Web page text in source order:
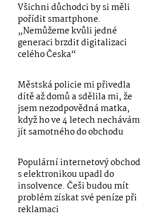
Všichni důchodci by si měli
pořídit smartphone.
„Nemůžeme kvůli jedné
generaci brzdit digitalizaci
celého Česka“
Městská policie mi přivedla
dítě až domů a sdělila mi, že
jsem nezodpovědná matka,
když ho ve 4 letech nechávám
jít samotného do obchodu
Populární internetový obchod
s elektronikou upadl do
insolvence. Češi budou mít
problém získat své peníze při
reklamaci